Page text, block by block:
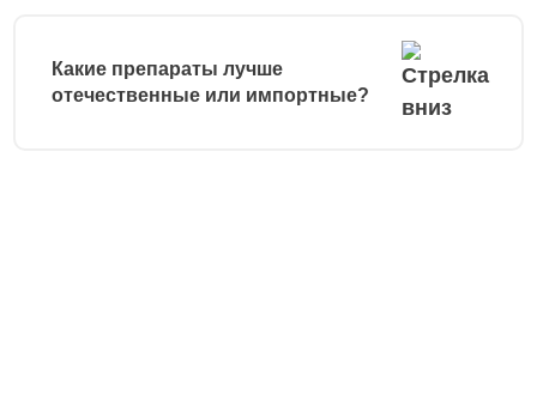
Какие препараты лучше
отечественные или импортные?